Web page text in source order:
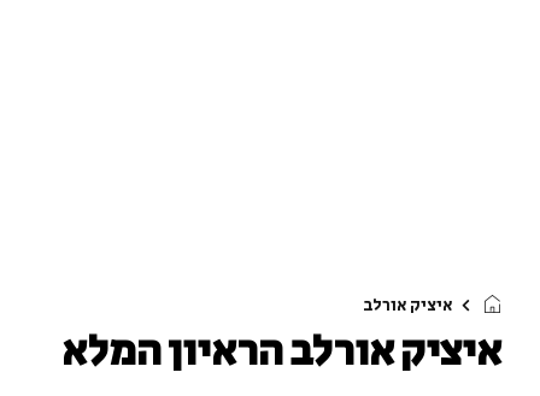
איציק אורלב
איציק אורלב הראיון המלא